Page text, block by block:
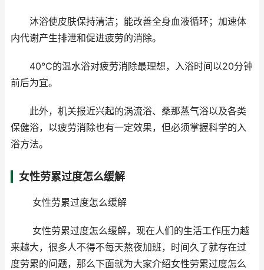
沐浴使皮肤保持清洁；能改善全身血液循环；加速体
内代谢产生排泄和促进疲劳的消除。
40℃的温水浴对疲劳消除最理想，入浴时间以20分钟
前后为宜。
此外，机关报近兴起的涡流浴、桑那蒸气浴以及各类
保健浴，以疲劳消除也有一定效果，但必须掌握科学的入
浴方法。
女性劳累过度怎么缓解
女性劳累过度怎么缓解
女性劳累过度怎么缓解，现在人们的生活工作压力越
来越大，很多人不得不每天熬夜加班，时间久了就存在过
度劳累的问题，那么下面就为大家介绍女性劳累过度怎么